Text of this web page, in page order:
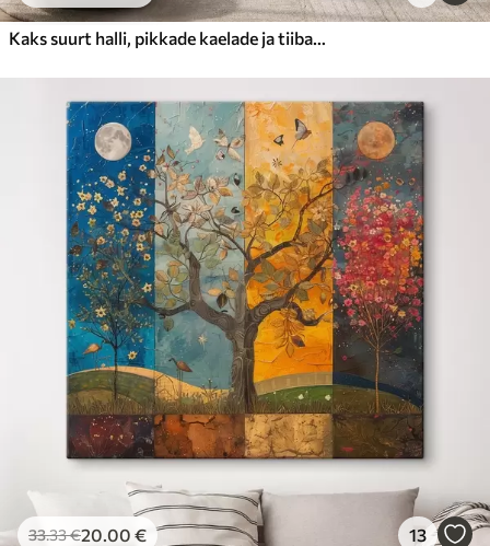
Kaks suurt halli, pikkade kaelade ja tiibadega kraanat, mis seisavad puudest ümbritsetud udujärves
33.33€20.00 € 13